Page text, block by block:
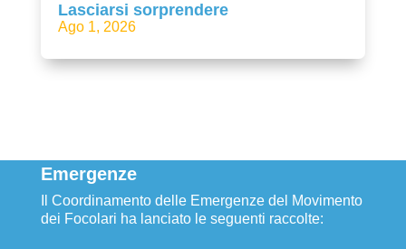
Lasciarsi sorprendere
Ago 1, 2026
Emergenze
Il Coordinamento delle Emergenze del Movimento
dei Focolari ha lanciato le seguenti raccolte: